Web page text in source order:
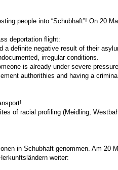
people into “Schubhaft”! On 20
deportation flight:
a definite negative result of their
irregular conditions.
is already under severe
authorithies and having a
of racial profiling (Meidling,
in Schubhaft genommen. Am
weiter: